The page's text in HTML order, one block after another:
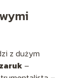
z dużym
–